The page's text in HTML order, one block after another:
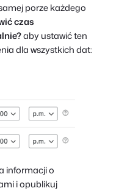
porze każdego
czas
aby ustawić ten
dla wszystkich dat:
informacji o
i opublikuj